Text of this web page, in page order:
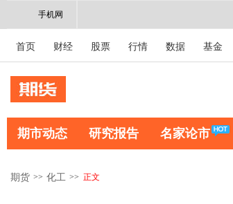
手机网
首页 财经 股票 行情 数据 基金
期市动态 研究报告 名家论市
期货 >> 化工 >> 正文